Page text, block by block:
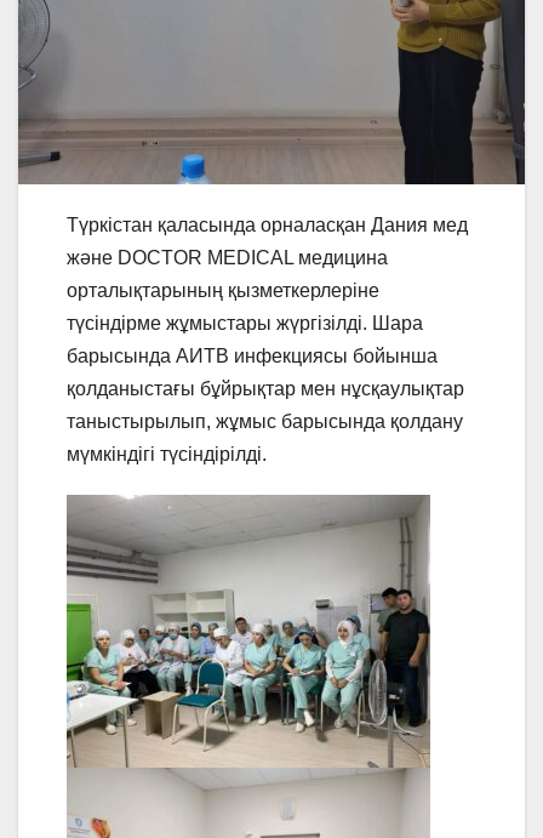
Түркістан қаласында орналасқан Дания мед
және DOCTOR MEDICAL медицина
орталықтарының қызметкерлеріне
түсіндірме жұмыстары жүргізілді. Шара
барысында АИТВ инфекциясы бойынша
қолданыстағы бұйрықтар мен нұсқаулықтар
таныстырылып, жұмыс барысында қолдану
мүмкіндігі түсіндірілді.